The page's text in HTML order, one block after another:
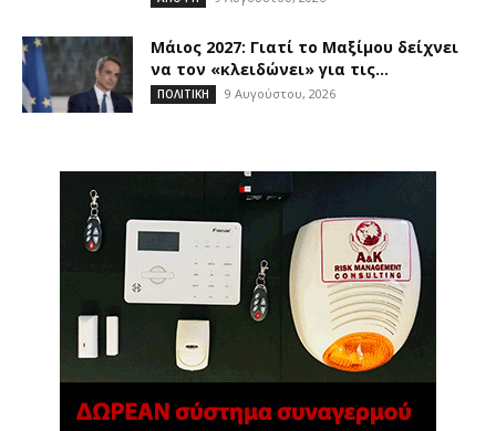
Μάιος 2027: Γιατί το Μαξίμου δείχνει
να τον «κλειδώνει» για τις...
ΠΟΛΙΤΙΚΗ 9 Αυγούστου, 2026